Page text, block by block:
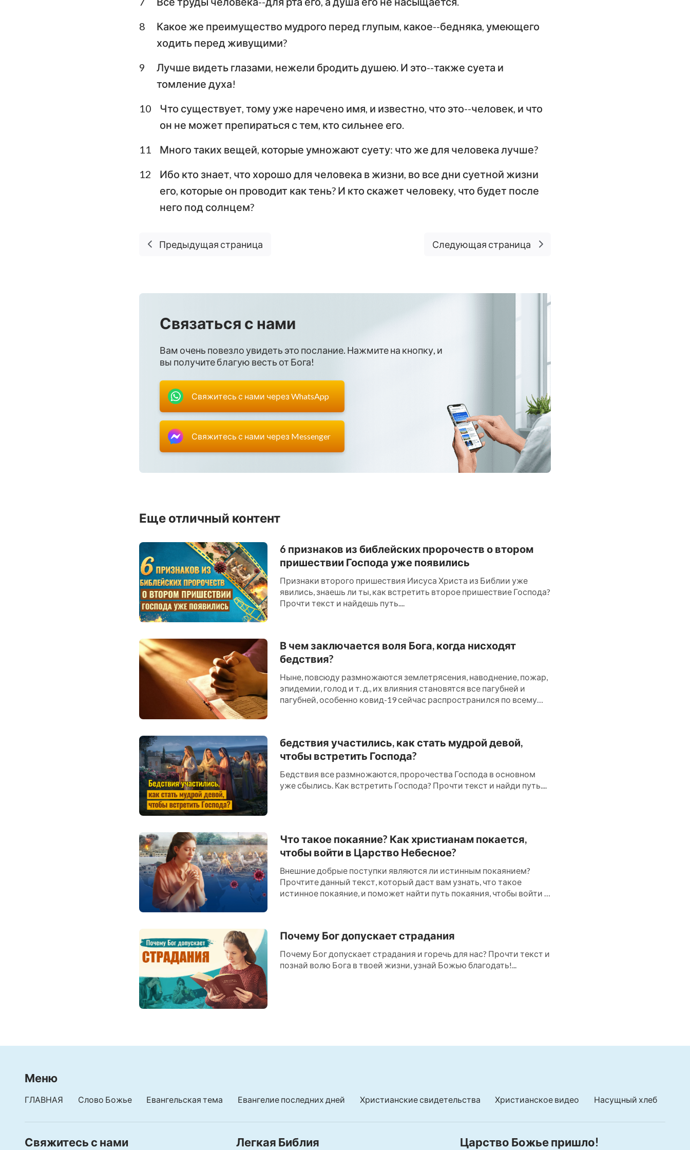
Плач Иеремии
Даниил Осия
Иоиль Амос
Авдия
Михей Наум
Захария
Малахия
Тимофею
Тимофею
Послание к
Послание к Евреям
Иоанна
Третье послание
Откровение Иоанна
8
Какое же преимущество мудрого перед глупым, какое--бедняка, умеющего
ходить перед живущими?
9
Лучше видеть глазами, нежели бродить душею. И это--также суета и
томление духа!
10
Что существует, тому уже наречено имя, и известно, что это--человек, и что
он не может препираться с тем, кто сильнее его.
11
Много таких вещей, которые умножают суету: что же для человека лучше?
12
Ибо кто знает, что хорошо для человека в жизни, во все дни суетной жизни
его, которые он проводит как тень? И кто скажет человеку, что будет после
него под солнцем?
Предыдущая страница Следующая страница
Связаться с нами
Вам очень повезло увидеть это послание. Нажмите на кнопку, и
вы получите благую весть от Бога!
Свяжитесь с нами через WhatsApp
Свяжитесь с нами через Messenger
Еще отличный контент
6 признаков из библейских пророчеств о втором
пришествии Господа уже появились
Признаки второго пришествия Иисуса Христа из Библии уже
явились, знаешь ли ты, как встретить второе пришествие Господа?
Прочти текст и найдешь путь....
В чем заключается воля Бога, когда нисходят
бедствия?
Ныне, повсюду размножаются землетрясения, наводнение, пожар,
эпидемии, голод и т. д., их влияния становятся все пагубней и
пагубней, особенно ковид-19 сейчас распространился по всему
бедствия участились, как стать мудрой девой,
чтобы встретить Господа?
Бедствия все размножаются, пророчества Господа в основном
уже сбылись. Как встретить Господа? Прочти текст и найди путь....
Что такое покаяние? Как христианам покается,
чтобы войти в Царство Небесное?
Внешние добрые поступки являются ли истинным покаянием?
Прочтите данный текст, который даст вам узнать, что такое
истинное покаяние, и поможет найти путь покаяния, чтобы войти в
Почему Бог допускает страдания
Почему Бог допускает страдания и горечь для нас? Прочти текст и
познай волю Бога в твоей жизни, узнай Божью благодать!...
Меню
ГЛАВНАЯ Слово Божье Евангельская тема Евангелие последних дней Христианские свидетельства Христианское видео Насущный хлеб
Свяжитесь с нами Легкая Библия Царство Божье пришло!